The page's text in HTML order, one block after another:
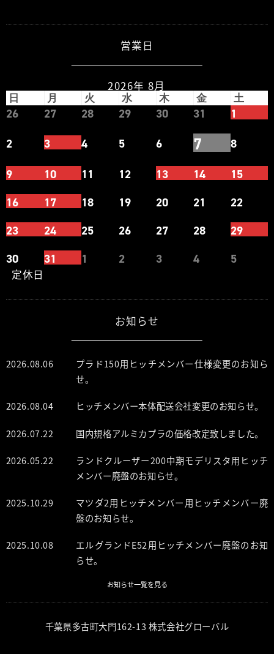
営業日
2026年 8月
日 月 火 水 木 金 土
26 27 28 29 30 31
1
2
3 4 5 6 7
8
9
10 11 12 13 14
15
16
17 18 19 20 21
22
23
24 25 26 27 28
29
30
31 1 2 3 4 5
定休日
お知らせ
2026.08.06
プラド150用ヒッチメンバー仕様変更のお知ら
せ。
2026.08.04 ヒッチメンバー本体配送会社変更のお知らせ。
2026.07.22 国内規格アルミカプラの価格改定致しました。
2026.05.22
ランドクルーザー200中期モデリスタ用ヒッチ
メンバー廃盤のお知らせ。
2025.10.29
マツダ2用ヒッチメンバー用ヒッチメンバー廃
盤のお知らせ。
2025.10.08
エルグランドE52用ヒッチメンバー廃盤のお知
らせ。
お知らせ一覧を見る
千葉県多古町大門162-13 株式会社グローバル